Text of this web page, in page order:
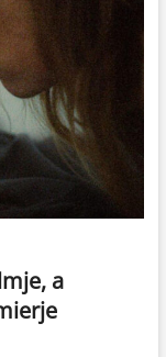
a